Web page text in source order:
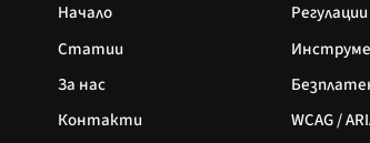
Начало
Статии
За нас
Контакти
Регулации
WCAG /